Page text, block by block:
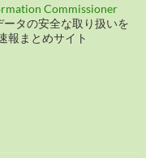
Commissioner
タの安全な取り扱いを
報まとめサイト